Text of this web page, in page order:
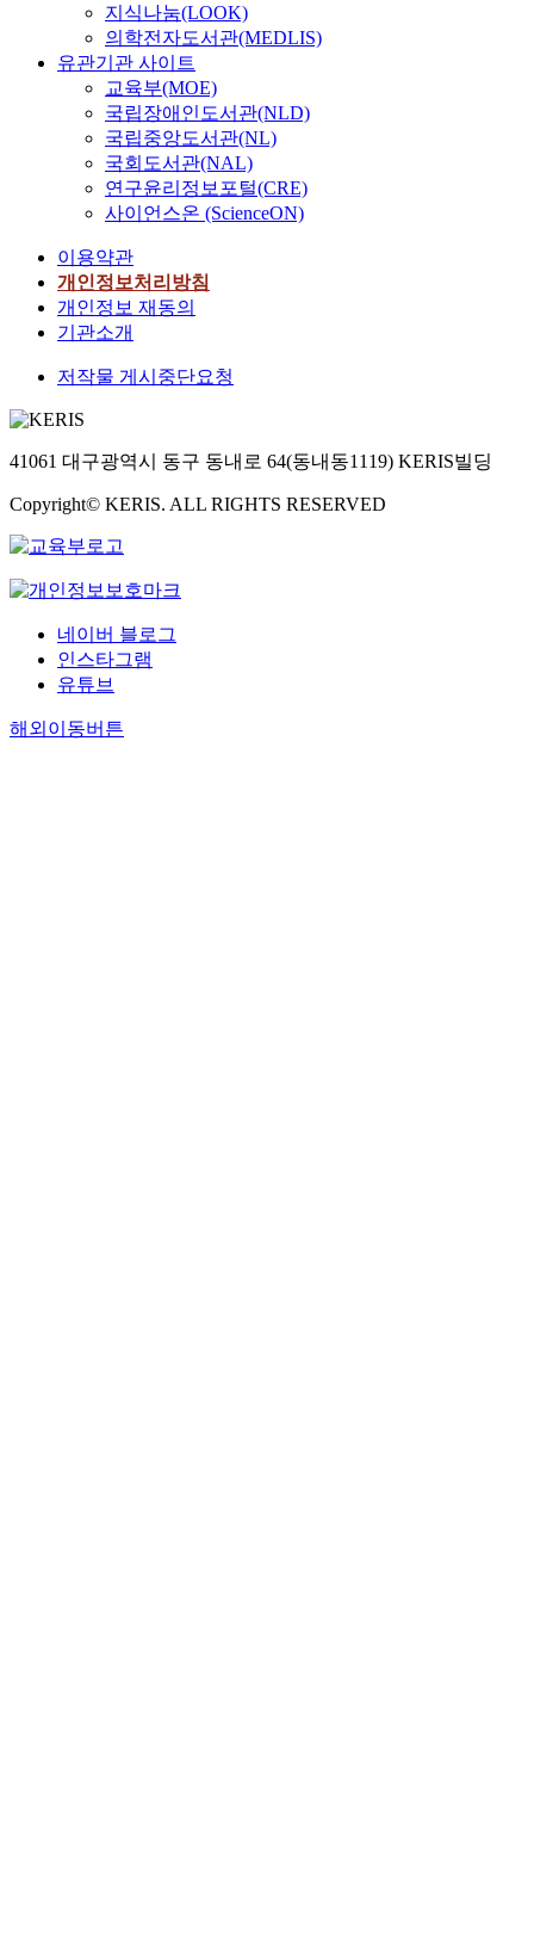
지식나눔(LOOK)
의학전자도서관(MEDLIS)
유관기관 사이트
교육부(MOE)
국립장애인도서관(NLD)
국립중앙도서관(NL)
국회도서관(NAL)
연구윤리정보포털(CRE)
사이언스온 (ScienceON)
이용약관
개인정보처리방침
개인정보 재동의
기관소개
저작물 게시중단요청
41061 대구광역시 동구 동내로 64(동내동1119) KERIS빌딩
Copyright© KERIS. ALL RIGHTS RESERVED
네이버 블로그
인스타그램
유튜브
해외이동버튼